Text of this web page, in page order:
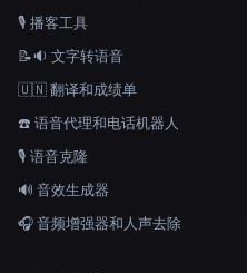
🎙️ 播客工具
📝🔉 文字转语音
🇺🇳 翻译和成绩单
☎️ 语音代理和电话机器人
🎙️ 语音克隆
🔊 音效生成器
🎧 音频增强器和人声去除